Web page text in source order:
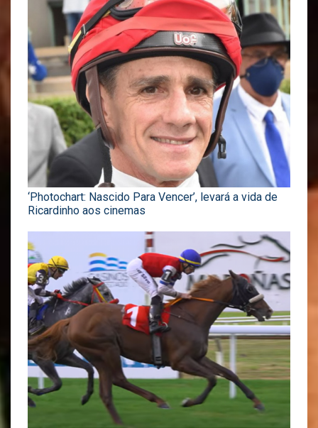
‘Photochart: Nascido Para Vencer’, levará a vida de
Ricardinho aos cinemas